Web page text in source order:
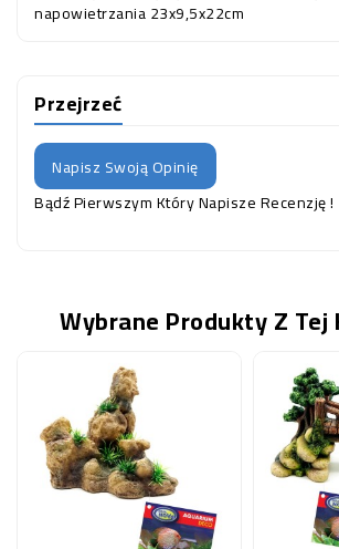
napowietrzania 23x9,5x22cm
Przejrzeć
Napisz Swoją Opinię
Bądź Pierwszym Który Napisze Recenzję !
Wybrane Produkty Z